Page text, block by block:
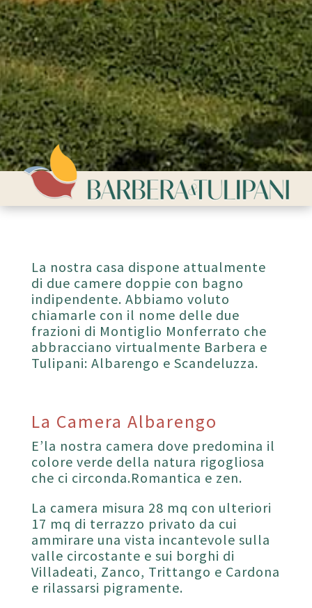
La nostra casa dispone attualmente
di due camere doppie con bagno
indipendente. Abbiamo voluto
chiamarle con il nome delle due
frazioni di Montiglio Monferrato che
abbracciano virtualmente Barbera e
Tulipani: Albarengo e Scandeluzza.
La Camera Albarengo
E’la nostra camera dove predomina il
colore verde della natura rigogliosa
che ci circonda.Romantica e zen.
La camera misura 28 mq con ulteriori
17 mq di terrazzo privato da cui
ammirare una vista incantevole sulla
valle circostante e sui borghi di
Villadeati, Zanco, Trittango e Cardona
e rilassarsi pigramente.